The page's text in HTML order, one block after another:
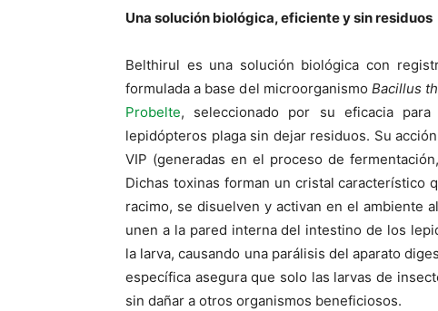
Una solución biológica, eficiente y sin residuos
Belthirul es una solución biológica con
formulada a base del microorganismo Bacillus
Probelte, seleccionado por su eficacia
lepidópteros plaga sin dejar residuos. Su
VIP (generadas en el proceso de
Dichas toxinas forman un cristal característico
racimo, se disuelven y activan en el ambiente
unen a la pared interna del intestino de los
la larva, causando una parálisis del aparato
específica asegura que solo las larvas de
sin dañar a otros organismos beneficiosos.